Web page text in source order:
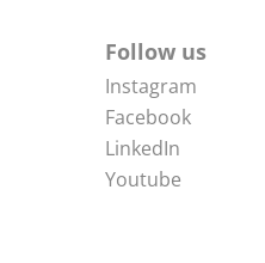
Follow us
Instagram
Facebook
LinkedIn
Youtube